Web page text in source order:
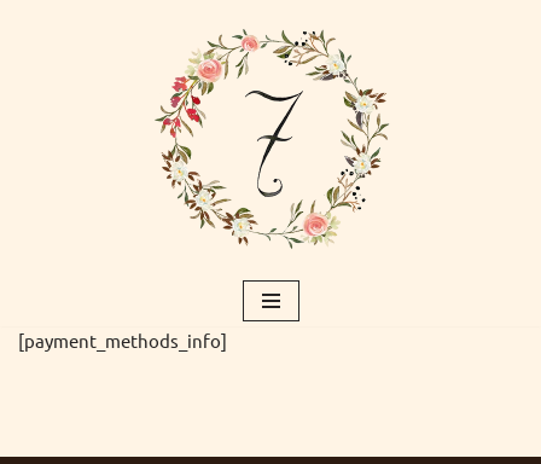
[payment_methods_info]